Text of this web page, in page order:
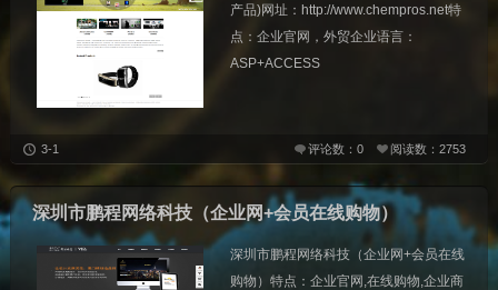
产品)网址：http://www.chempros.net特
点：企业官网，外贸企业语言：
ASP+ACCESS
阅读数：2753
评论数：0
3-1
深圳市鹏程网络科技（企业网+会员在线购物）
深圳市鹏程网络科技（企业网+会员在线
购物）特点：企业官网,在线购物,企业商